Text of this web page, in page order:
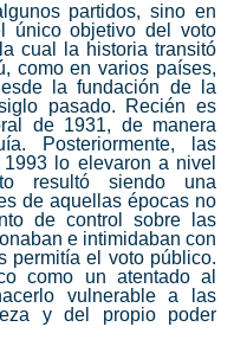
partidos, sino en
único objetivo del voto
cual la historia transitó
como en varios países,
la fundación de la
pasado. Recién es
de 1931, de manera
Posteriormente, las
lo elevaron a nivel
resultó siendo una
de aquellas épocas no
de control sobre las
e intimidaban con
permitía el voto público.
como un atentado al
vulnerable a las
y del propio poder